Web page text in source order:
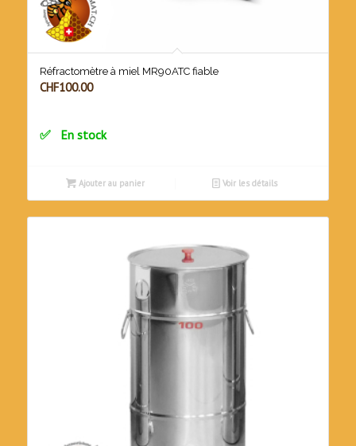
Réfractomètre à miel MR90ATC fiable
CHF100.00
En stock
Ajouter au panier Voir les détails